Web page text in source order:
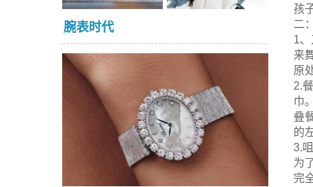
腕表时代
孩
二
1
来
原
2.
巾
叠
的
3.
为
完